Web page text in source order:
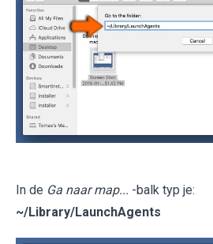
In de Ga naar map... -balk typ je:
~/Library/LaunchAgents